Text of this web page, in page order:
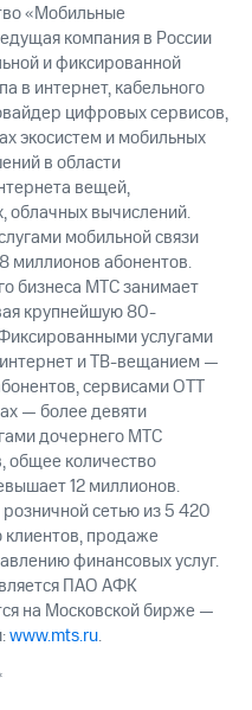
«Мобильные
компания в России
и фиксированной
в интернет, кабельного
цифровых сервисов,
экосистем и мобильных
в области
вещей,
облачных вычислений.
мобильной связи
миллионов абонентов.
бизнеса МТС занимает
крупнейшую 80-
услугами
и ТВ-вещанием —
сервисами OTT
— более девяти
дочернего МТС
общее количество
12 миллионов.
сетью из 5 420
клиентов, продаже
финансовых услуг.
ПАО АФК
на Московской бирже —
www.mts.ru.